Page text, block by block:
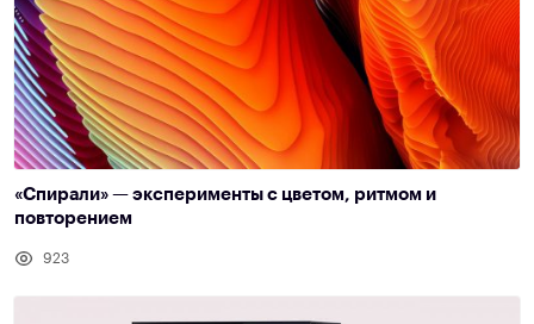
«Спирали» — эксперименты с цветом, ритмом и
повторением
923